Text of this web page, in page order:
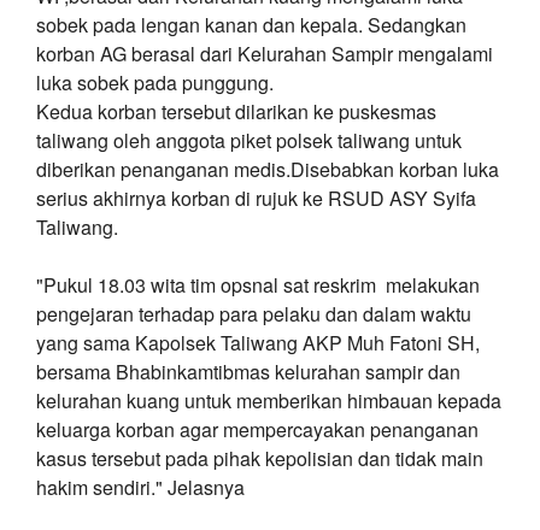
sobek pada lengan kanan dan kepala. Sedangkan
korban AG berasal dari Kelurahan Sampir mengalami
luka sobek pada punggung.
Kedua korban tersebut dilarikan ke puskesmas
taliwang oleh anggota piket polsek taliwang untuk
diberikan penanganan medis.Disebabkan korban luka
serius akhirnya korban di rujuk ke RSUD ASY Syifa
Taliwang.
"Pukul 18.03 wita tim opsnal sat reskrim melakukan
pengejaran terhadap para pelaku dan dalam waktu
yang sama Kapolsek Taliwang AKP Muh Fatoni SH,
bersama Bhabinkamtibmas kelurahan sampir dan
kelurahan kuang untuk memberikan himbauan kepada
keluarga korban agar mempercayakan penanganan
kasus tersebut pada pihak kepolisian dan tidak main
hakim sendiri." Jelasnya